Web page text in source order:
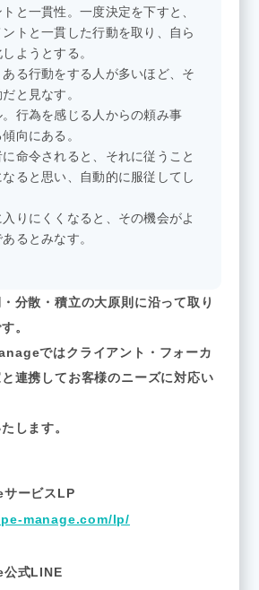
と一貫性。一度決定を下すと、
トと一貫した行動を取り、自ら
ようとする。
る行動をする人が多いほど、そ
と見なす。
行為を感じる人からの頼み事
向にある。
命令されると、それに従うこと
ると思い、自動的に服従してし
りにくくなると、その機会がよ
るとみなす。
分散・積立の大原則に沿って取り
。
ではクライアント・フォーカ
連携してお客様のニーズに対応い
します。
ービスLP
manage.com/lp/
式LINE